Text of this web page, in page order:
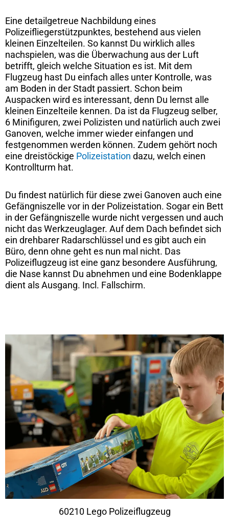
Eine detailgetreue Nachbildung eines
Polizeifliegerstützpunktes, bestehend aus vielen
kleinen Einzelteilen. So kannst Du wirklich alles
nachspielen, was die Überwachung aus der Luft
betrifft, gleich welche Situation es ist. Mit dem
Flugzeug hast Du einfach alles unter Kontrolle, was
am Boden in der Stadt passiert. Schon beim
Auspacken wird es interessant, denn Du lernst alle
kleinen Einzelteile kennen. Da ist da Flugzeug selber,
6 Minifiguren, zwei Polizisten und natürlich auch zwei
Ganoven, welche immer wieder einfangen und
festgenommen werden können. Zudem gehört noch
eine dreistöckige Polizeistation dazu, welch einen
Kontrollturm hat.
Du findest natürlich für diese zwei Ganoven auch eine
Gefängniszelle vor in der Polizeistation. Sogar ein Bett
in der Gefängniszelle wurde nicht vergessen und auch
nicht das Werkzeuglager. Auf dem Dach befindet sich
ein drehbarer Radarschlüssel und es gibt auch ein
Büro, denn ohne geht es nun mal nicht. Das
Polizeiflugzeug ist eine ganz besondere Ausführung,
die Nase kannst Du abnehmen und eine Bodenklappe
dient als Ausgang. Incl. Fallschirm.
60210 Lego Polizeiflugzeug